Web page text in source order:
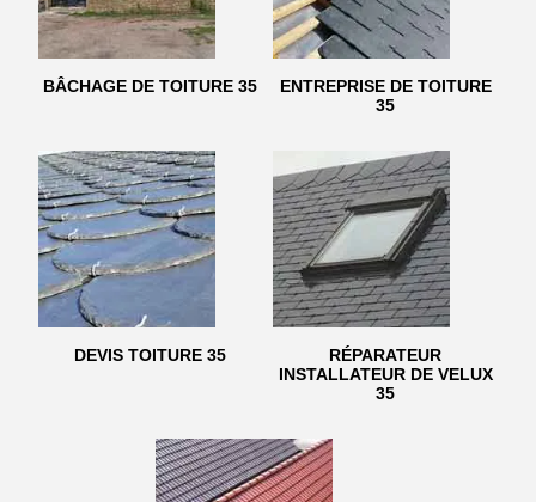
BÂCHAGE DE TOITURE 35
ENTREPRISE DE TOITURE
35
DEVIS TOITURE 35
RÉPARATEUR
INSTALLATEUR DE VELUX
35